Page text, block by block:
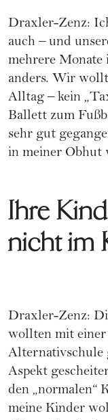
Draxler-Zenz:
auch – und
mehrere Monate
anders. Wir
Alltag – kein
Ballett zum
sehr gut
in meiner Obhut
Ihre
nicht im
Draxler-Zenz:
wollten mit einer
Alternativschule
Aspekt
den „normalen“
meine Kinder